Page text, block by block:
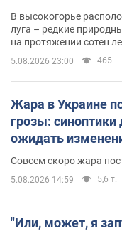
В высокогорье
луга – редкие
на протяжении сотен
5.08.2026 23:00 465
Жара в Украине
грозы: синоптики
ожидать
Совсем скоро жара
5.08.2026 14:59 5,6 т.
"Или, может, я